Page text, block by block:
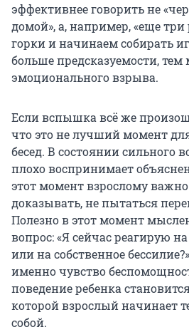
эффективнее говорить не
домой», а, например, «еще три
горки и начинаем собирать
больше предсказуемости,
эмоционального взрыва.
Если вспышка всё же
что это не лучший момент
бесед. В состоянии сильного
плохо воспринимает
этот момент взрослому
доказывать, не пытаться
Полезно в этот момент
вопрос: «Я сейчас реагирую
или на собственное
именно чувство
поведение ребенка
которой взрослый начинает
собой.